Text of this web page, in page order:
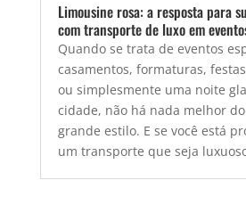
Limousine rosa: a resposta para
com transporte de luxo em
Quando se trata de eventos
casamentos, formaturas,
ou simplesmente uma noite
cidade, não há nada melhor
grande estilo. E se você está
um transporte que seja